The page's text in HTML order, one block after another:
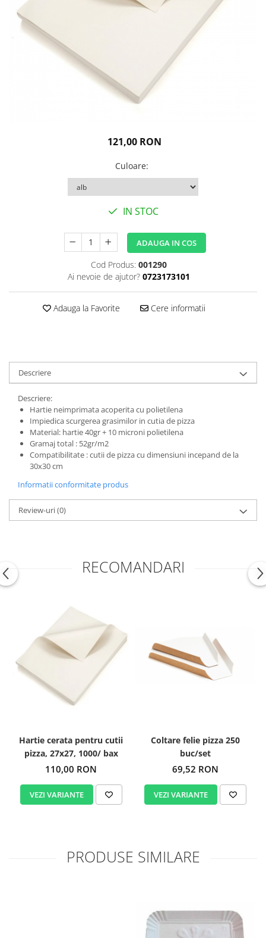
121,00 RON
Culoare:
IN STOC
ADAUGA IN COS
Cod Produs: 001290
Ai nevoie de ajutor? 0723173101
Adauga la Favorite Cere informatii
Descriere
Descriere:
Hartie neimprimata acoperita cu polietilena
Impiedica scurgerea grasimilor in cutia de pizza
Material: hartie 40gr + 10 microni polietilena
Gramaj total : 52gr/m2
Compatibilitate : cutii de pizza cu dimensiuni incepand de la
30x30 cm
Informatii conformitate produs
Review-uri(0)
RECOMANDARI
Hartie cerata pentru cutii
pizza, 27x27, 1000/ bax
110,00 RON
VEZI VARIANTE
Coltare felie pizza 250
buc/set
69,52 RON
VEZI VARIANTE
PRODUSE SIMILARE